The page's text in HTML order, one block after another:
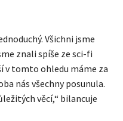
Všichni jsme
znali spíše ze sci-fi
v tomto ohledu máme za
nás všechny posunula.
věcí,“ bilancuje